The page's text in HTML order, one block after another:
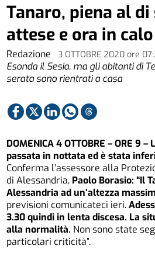
Redazione 3 OTTOBRE 2020ore
Tanaro, piena al
attese e ora in calo
Esonda il Sesia, ma gli abitanti di
serata sono rientrati a casa
DOMENICA 4 OTTOBRE – ORE 9
passata in nottata ed è stata
Conferma l’assessore alla
di Alessandria, Paolo Borasio: “Il
Alessandria ad un’altezza
previsioni comunicateci ieri.
3.30 quindi in lenta discesa. La
alla normalità. Non sono state
particolari criticità”.